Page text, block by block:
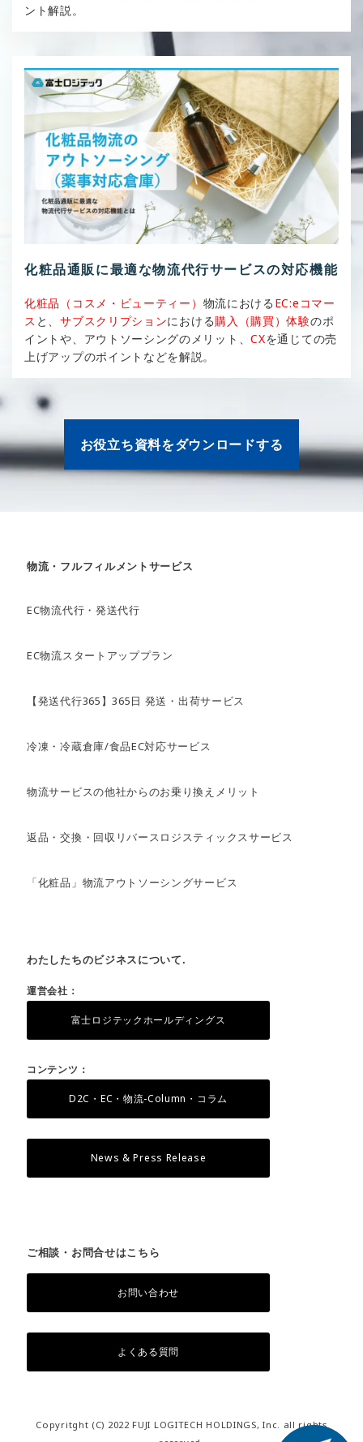
ント解説。
化粧品通販に最適な物流代行サービスの対応機能
化粧品（コスメ・ビューティー） 物流における EC:eコマー
ス と、サブスクリプションにおける購入（購買）体験のポ
イントや、アウトソーシングのメリット、CXを通じての売
上げアップのポイントなどを解説。
お役立ち資料をダウンロードする
物流・フルフィルメントサービス
EC物流代行・発送代行
EC物流スタートアッププラン
【発送代行365】365日 発送・出荷サービス
冷凍・冷蔵倉庫/食品EC対応サービス
物流サービスの他社からのお乗り換えメリット
返品・交換・回収リバースロジスティックスサービス
「化粧品」物流アウトソーシングサービス
わたしたちのビジネスについて.
運営会社：
富士ロジテックホールディングス
コンテンツ：
D2C・EC・物流-Column・コラム
News & Press Release
ご相談・お問合せはこちら
お問い合わせ
よくある質問
Copyritght (C) 2022 FUJI LOGITECH HOLDINGS, Inc. all rights